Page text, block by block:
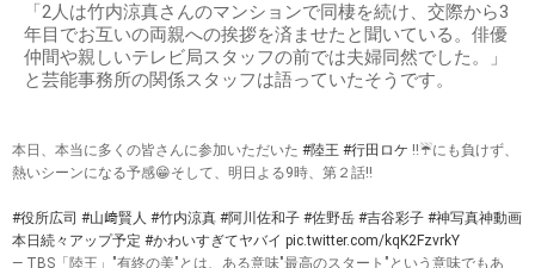
「2人は竹内涼真さんのマンションで同棲を続け、交際から3
年目でお互いの両親への挨拶を済ませたと聞いている。俳優
仲間や親しいテレビ局スタッフの前では夫婦同然でした。」
と芸能事務所の関係スタッフは語っていたそうです。
本日、本当に多くの皆さんに参加いただいた #陸王 #行田ロケ ‼️☔️にも負けず、
熱いシーンになる予感😁そして、明日よる9時、第２話‼️
#役所広司 #山﨑賢人 #竹内涼真 #阿川佐和子 #佐野岳 #吉谷彩子 #神写真神動画
本日続々アップ予定 #かわいすぎてヤバイ pic.twitter.com/kqK2FzvrkY
— TBS「陸王」"有終の美"とは、ある意味"最高のスタート"という意味でもあ